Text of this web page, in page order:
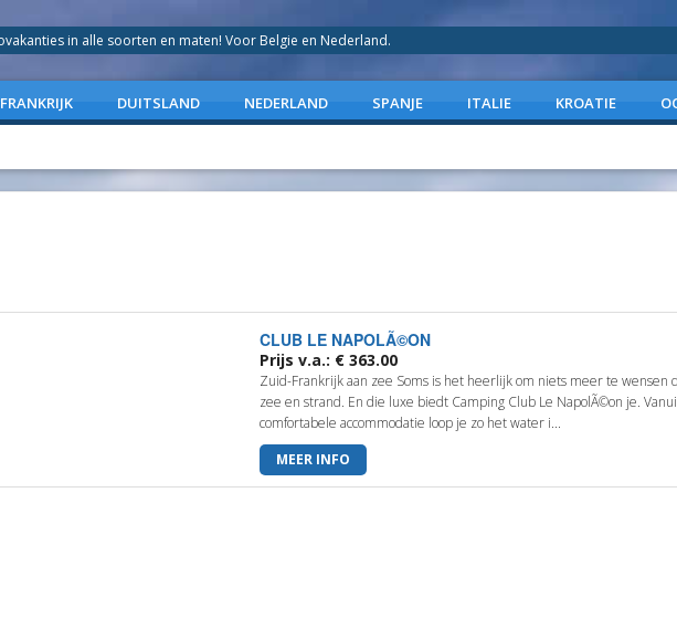
in alle soorten en maten! Voor Belgie en Nederland.
FRANKRIJK DUITSLAND NEDERLAND SPANJE ITALIE KROATIE
CLUB LE NAPOLÃ©ON
Prijs v.a.: € 363.00
Zuid-Frankrijk aan zee Soms is het heerlijk om niets meer te wensen
zee en strand. En die luxe biedt Camping Club Le NapolÃ©on je.
comfortabele accommodatie loop je zo het water i...
MEER INFO